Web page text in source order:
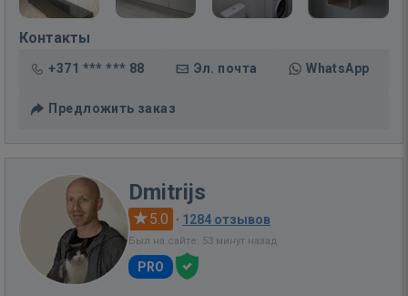
Контакты
+371 *** *** 88 Эл. почта WhatsApp
Предложить заказ
Dmitrijs
5.0 · 1284 отзывов
Был на сайте: 53 минут назад
PRO